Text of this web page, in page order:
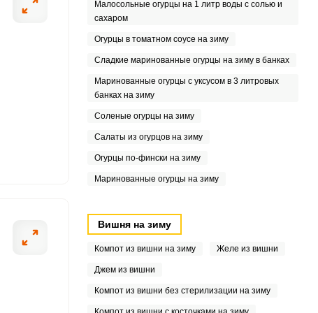
Малосольные огурцы на 1 литр воды с солью и
сахаром
Огурцы в томатном соусе на зиму
Сладкие маринованные огурцы на зиму в банках
Маринованные огурцы с уксусом в 3 литровых
банках на зиму
Соленые огурцы на зиму
Салаты из огурцов на зиму
Огурцы по-фински на зиму
Маринованные огурцы на зиму
Вишня на зиму
Компот из вишни на зиму Желе из вишни
Джем из вишни
Компот из вишни без стерилизации на зиму